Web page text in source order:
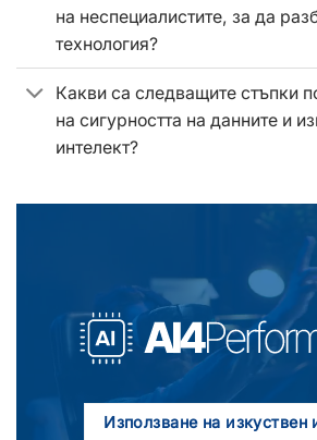
на неспециалистите, за да
технология?
Какви са следващите стъпки
на сигурността на данните и
интелект?
Използване на изкуствен